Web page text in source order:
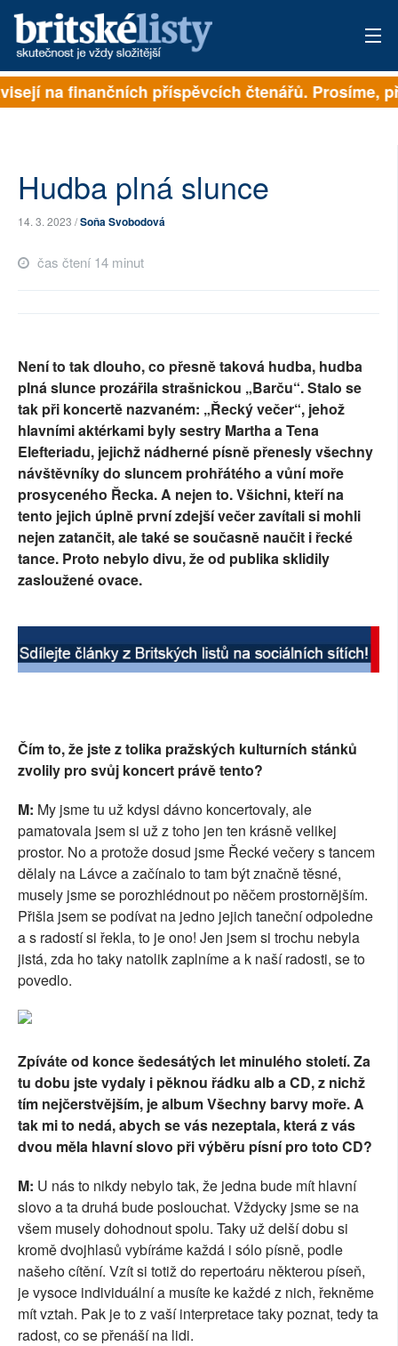
PŘIHLÁSIT
ARCHIV
ROZHOVORY
TÉMATA
PŘÍSPĚVKY NA PROVOZ
SOCIÁLNÍ SÍTĚ
RUBRIKY
PLNÁ VERZE STRÁNEK
na finančních příspěvcích čtenářů. Prosíme,
Hudba plná slunce
14. 3. 2023 /Soňa Svobodová
čas čtení 14 minut
Není to tak dlouho, co přesně taková hudba, hudba
plná slunce prozářila strašnickou „Barču“. Stalo se
tak při koncertě nazvaném: „Řecký večer“, jehož
hlavními aktérkami byly sestry Martha a Tena
Elefteriadu, jejichž nádherné písně přenesly všechny
návštěvníky do sluncem prohřátého a vůní moře
prosyceného Řecka. A nejen to. Všichni, kteří na
tento jejich úplně první zdejší večer zavítali si mohli
nejen zatančit, ale také se současně naučit i řecké
tance. Proto nebylo divu, že od publika sklidily
zasloužené ovace.
Čím to, že jste z tolika pražských kulturních stánků
zvolily pro svůj koncert právě tento?
M: My jsme tu už kdysi dávno koncertovaly, ale
pamatovala jsem si už z toho jen ten krásně velikej
prostor. No a protože dosud jsme Řecké večery s tancem
dělaly na Lávce a začínalo to tam být značně těsné,
musely jsme se porozhlédnout po něčem prostornějším.
Přišla jsem se podívat na jedno jejich taneční odpoledne
a s radostí si řekla, to je ono! Jen jsem si trochu nebyla
jistá, zda ho taky natolik zaplníme a k naší radosti, se to
povedlo.
Zpíváte od konce šedesátých let minulého století. Za
tu dobu jste vydaly i pěknou řádku alb a CD, z nichž
tím nejčerstvějším, je album Všechny barvy moře. A
tak mi to nedá, abych se vás nezeptala, která z vás
dvou měla hlavní slovo při výběru písní pro toto CD?
M: U nás to nikdy nebylo tak, že jedna bude mít hlavní
slovo a ta druhá bude poslouchat. Vždycky jsme se na
všem musely dohodnout spolu. Taky už delší dobu si
kromě dvojhlasů vybíráme každá i sólo písně, podle
našeho cítění. Vzít si totiž do repertoáru některou píseň,
je vysoce individuální a musíte ke každé z nich, řekněme
mít vztah. Pak je to z vaší interpretace taky poznat, tedy ta
radost, co se přenáší na lidi.